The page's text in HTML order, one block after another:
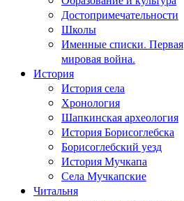
Достопримечательности
Школы
Именные списки. Первая
мировая война.
История
История села
Хронология
Шапкинская археология
История Борисоглебска
Борисоглебский уезд
История Мучкапа
Села Мучкапские
Читальня